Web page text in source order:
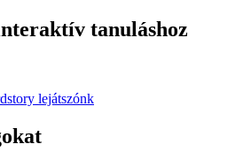
tanuláshoz
lejátszónk